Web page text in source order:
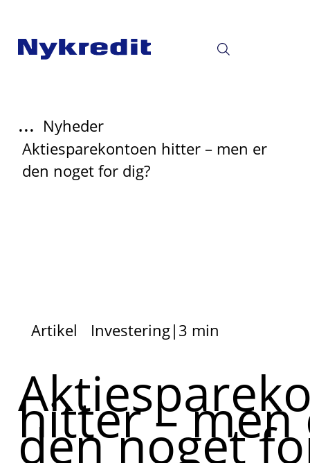
... Nyheder
Aktiesparekontoen hitter – men er
den noget for dig?
Artikel Investering|3 min
hitter – men
den noget